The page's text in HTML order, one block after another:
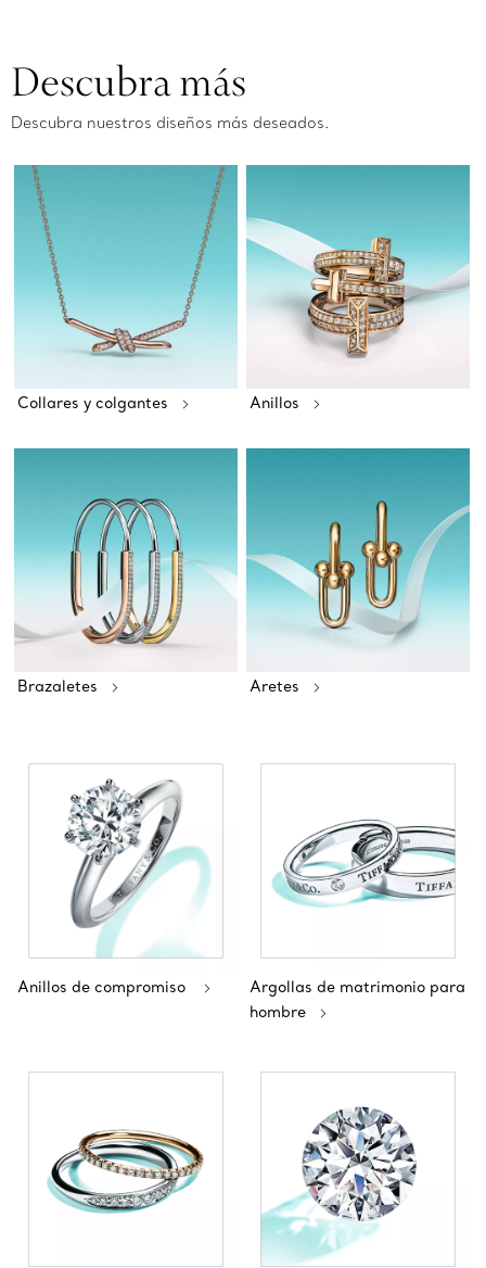
Descubra más
Descubra nuestros diseños más deseados.
Collares y colgantes Anillos
Brazaletes Aretes
Anillos de compromiso
Argollas de matrimonio para
hombre